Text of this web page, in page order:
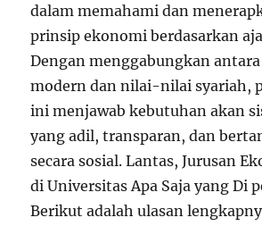
dalam memahami dan
prinsip ekonomi berdasarkan
Dengan menggabungkan
modern dan nilai-nilai syariah,
ini menjawab kebutuhan akan
yang adil, transparan, dan
secara sosial. Lantas, Jurusan
di Universitas Apa Saja yang Di
Berikut adalah ulasan